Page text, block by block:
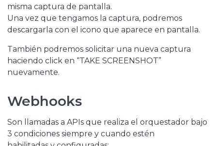
misma captura de pantalla.
Una vez que tengamos la captura, podremos
descargarla con el icono que aparece en pantalla.
También podremos solicitar una nueva captura
haciendo click en “TAKE SCREENSHOT”
nuevamente.
Webhooks
Son llamadas a APIs que realiza el orquestador bajo
3 condiciones siempre y cuando estén